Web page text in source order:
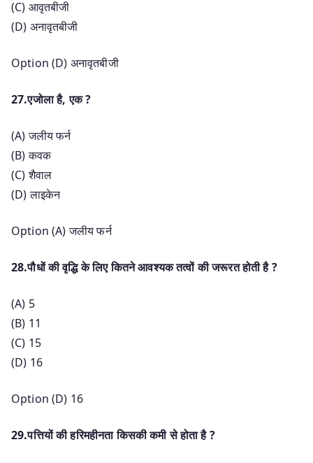
(C) आवृतबीजी
(D) अनावृतबीजी
Option (D) अनावृतबीजी
27.एजोला है, एक ?
(A) जलीय फर्न
(B) कवक
(C) शैवाल
(D) लाइकेन
Option (A) जलीय फर्न
28.पौधों की वृद्धि के लिए कितने आवश्यक तत्वों की जरूरत होती है ?
(A) 5
(B) 11
(C) 15
(D) 16
Option (D) 16
29.पत्तियों की हरिमहीनता किसकी कमी से होता है ?